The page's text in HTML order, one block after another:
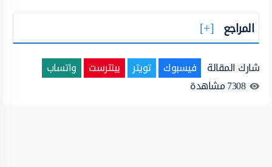
المراجع
شارك المقالة فيسبوك تويتر بينترست
واتساب
7308مشاهدة